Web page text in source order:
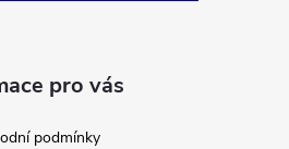
pro vás
podmínky